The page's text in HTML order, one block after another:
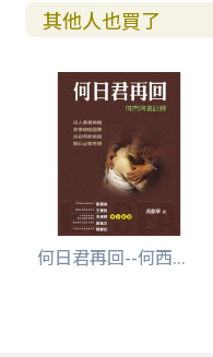
其他人也買了
何日君再回--何西...